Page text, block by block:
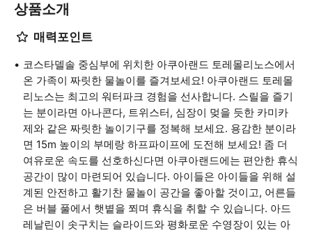
상품소개
매력포인트
코스타델솔 중심부에 위치한 아쿠아랜드 토레몰리노스에서
온 가족이 짜릿한 물놀이를 즐겨보세요! 아쿠아랜드 토레몰
리노스는 최고의 워터파크 경험을 선사합니다. 스릴을 즐기
는 분이라면 아나콘다, 트위스터, 심장이 멎을 듯한 카미카
제와 같은 짜릿한 놀이기구를 정복해 보세요. 용감한 분이라
면 15m 높이의 부메랑 하프파이프에 도전해 보세요! 좀 더
여유로운 속도를 선호하신다면 아쿠아랜드에는 편안한 휴식
공간이 많이 마련되어 있습니다. 아이들은 아이들을 위해 설
계된 안전하고 활기찬 물놀이 공간을 좋아할 것이고, 어른들
은 버블 풀에서 햇볕을 쬐며 휴식을 취할 수 있습니다. 아드
레날린이 솟구치는 슬라이드와 평화로운 수영장이 있는 아